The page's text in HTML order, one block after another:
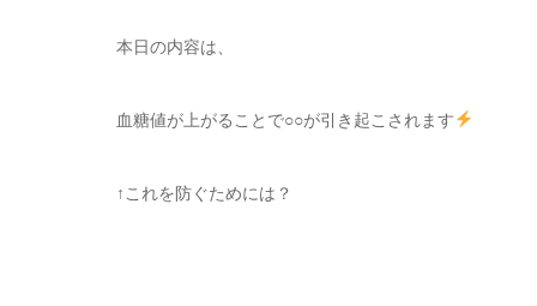
本日の内容は、
血糖値が上がることで○○が引き起こされます
↑これを防ぐためには？